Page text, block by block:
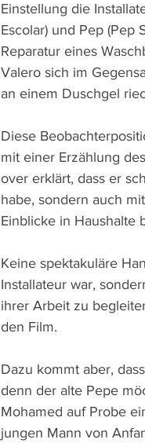
Einstellung die
Escolar) und Pep (Pep
Reparatur eines
Valero sich im
an einem Duschgel
Diese
mit einer Erzählung
over erklärt, dass er
habe, sondern auch
Einblicke in Haushalte
Keine spektakuläre
Installateur war,
ihrer Arbeit zu
den Film.
Dazu kommt aber,
denn der alte Pepe
Mohamed auf Probe
jungen Mann von